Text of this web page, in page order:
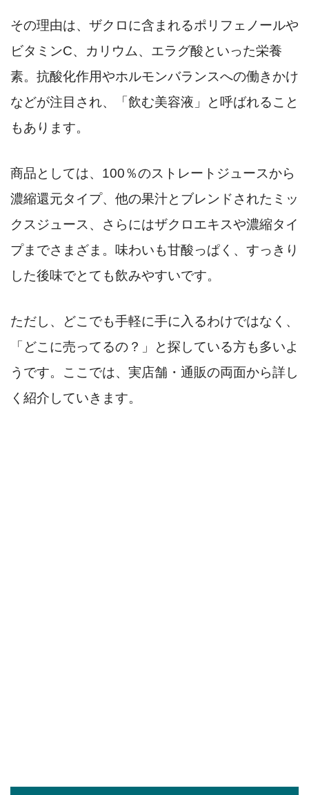
その理由は、ザクロに含まれるポリフェノールや
ビタミンC、カリウム、エラグ酸といった栄養
素。抗酸化作用やホルモンバランスへの働きかけ
などが注目され、「飲む美容液」と呼ばれること
もあります。
商品としては、100％のストレートジュースから
濃縮還元タイプ、他の果汁とブレンドされたミッ
クスジュース、さらにはザクロエキスや濃縮タイ
プまでさまざま。味わいも甘酸っぱく、すっきり
した後味でとても飲みやすいです。
ただし、どこでも手軽に手に入るわけではなく、
「どこに売ってるの？」と探している方も多いよ
うです。ここでは、実店舗・通販の両面から詳し
く紹介していきます。